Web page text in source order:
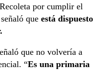
por cumplir el
que está dispuesto
que no volvería a
“Es una primaria